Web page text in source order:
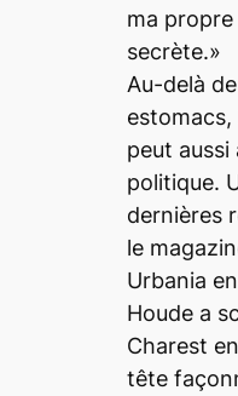
ma
secrète.»
Au-delà
estomacs,
peut
politique.
dernières
le
Urbania
Houde a
Charest
tête